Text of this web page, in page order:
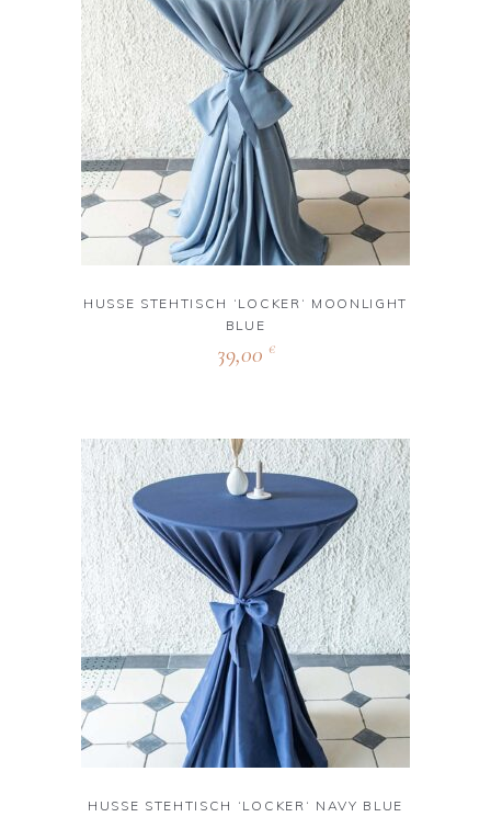
HUSSE STEHTISCH ‘LOCKER‘ MOONLIGHT
BLUE
39,00 €
HUSSE STEHTISCH ‘LOCKER‘ NAVY BLUE